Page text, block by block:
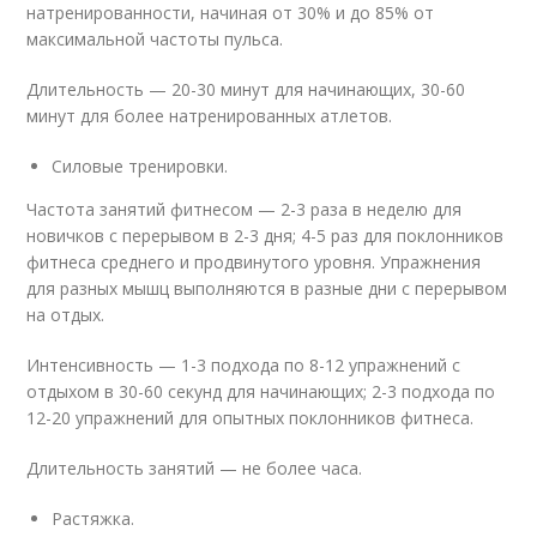
натренированности, начиная от 30% и до 85% от
максимальной частоты пульса.
Длительность — 20-30 минут для начинающих, 30-60
минут для более натренированных атлетов.
Силовые тренировки.
Частота занятий фитнесом — 2-3 раза в неделю для
новичков с перерывом в 2-3 дня; 4-5 раз для поклонников
фитнеса среднего и продвинутого уровня. Упражнения
для разных мышц выполняются в разные дни с перерывом
на отдых.
Интенсивность — 1-3 подхода по 8-12 упражнений с
отдыхом в 30-60 секунд для начинающих; 2-3 подхода по
12-20 упражнений для опытных поклонников фитнеса.
Длительность занятий — не более часа.
Растяжка.